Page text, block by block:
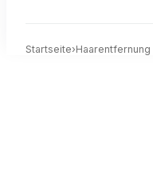
Startseite›Haarentfernung